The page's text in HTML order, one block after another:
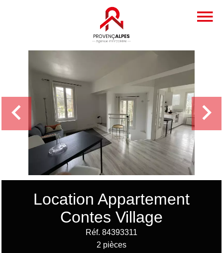
Location Appartement
Contes Village
Réf. 84393311
2 pièces